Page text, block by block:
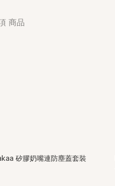
商品
矽膠奶嘴連防塵蓋套裝